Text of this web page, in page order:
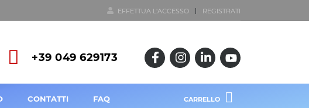
EFFETTUA L'ACCESSO REGISTRATI
+39 049 629173
CARRELLO
CONTATTI FAQ